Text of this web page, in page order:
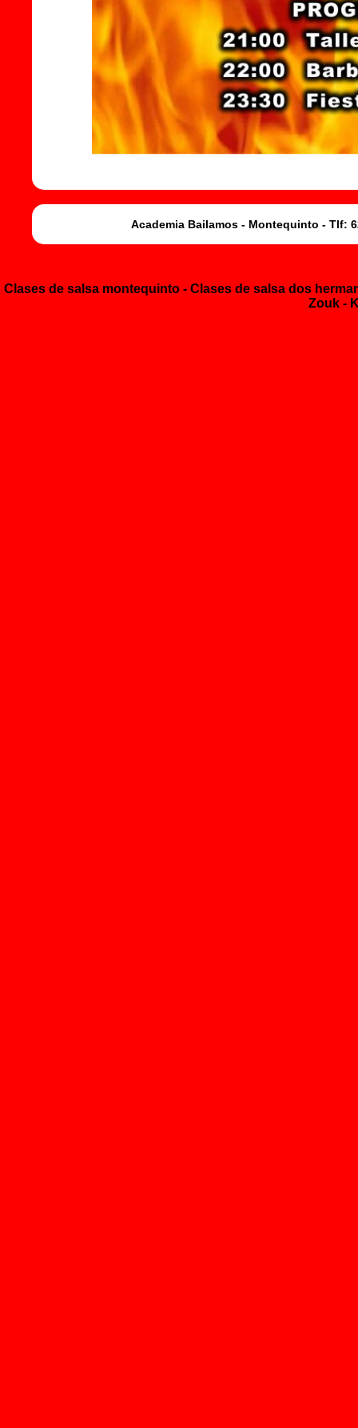
Academia Bailamos - Montequinto - Tlf:
Clases de salsa montequinto - Clases de salsa dos
Zouk -